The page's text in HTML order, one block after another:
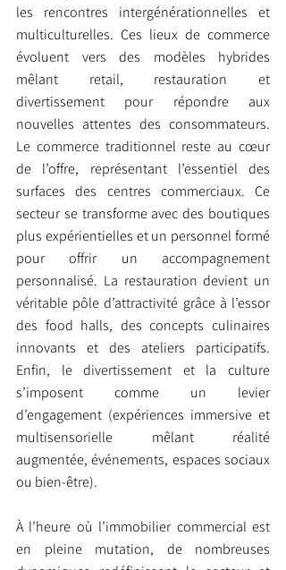
les rencontres intergénérationnelles et
multiculturelles. Ces lieux de commerce
évoluent vers des modèles hybrides
mêlant retail, restauration et
divertissement pour répondre aux
nouvelles attentes des consommateurs.
Le commerce traditionnel reste au cœur
de l’offre, représentant l’essentiel des
surfaces des centres commerciaux. Ce
secteur se transforme avec des boutiques
plus expérientielles et un personnel formé
pour offrir un accompagnement
personnalisé. La restauration devient un
véritable pôle d’attractivité grâce à l’essor
des food halls, des concepts culinaires
innovants et des ateliers participatifs.
Enfin, le divertissement et la culture
s’imposent comme un levier
d’engagement (expériences immersive et
multisensorielle mêlant réalité
augmentée, événements, espaces sociaux
ou bien-être).
À l’heure où l’immobilier commercial est
en pleine mutation, de nombreuses